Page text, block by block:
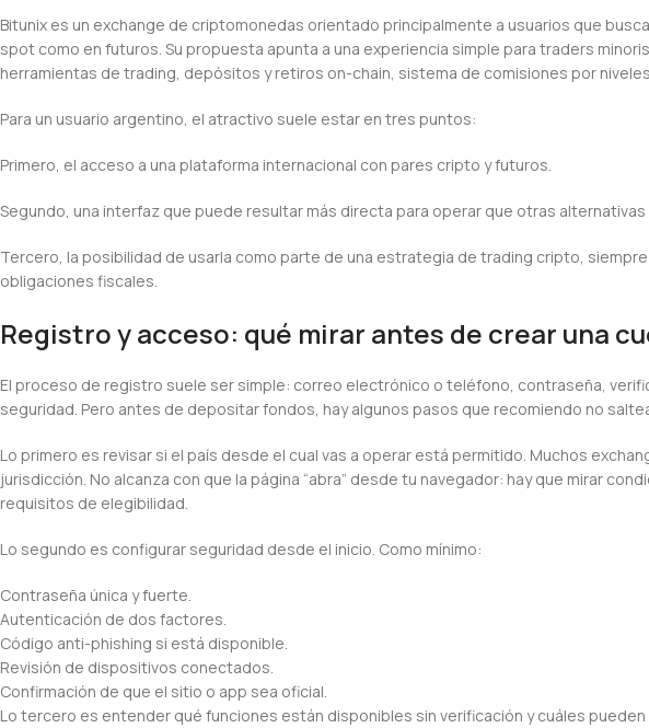
Bitunix es un exchange de criptomonedas orientado principalmente a usuarios que
spot como en futuros. Su propuesta apunta a una experiencia simple para traders
herramientas de trading, depósitos y retiros on-chain, sistema de comisiones por
Para un usuario argentino, el atractivo suele estar en tres puntos:
Primero, el acceso a una plataforma internacional con pares cripto y futuros.
Segundo, una interfaz que puede resultar más directa para operar que otras
Tercero, la posibilidad de usarla como parte de una estrategia de trading cripto,
obligaciones fiscales.
Registro y acceso: qué mirar antes de crear una
El proceso de registro suele ser simple: correo electrónico o teléfono, contraseña,
seguridad. Pero antes de depositar fondos, hay algunos pasos que recomiendo no
Lo primero es revisar si el país desde el cual vas a operar está permitido. Muchos
jurisdicción. No alcanza con que la página “abra” desde tu navegador: hay que mirar
requisitos de elegibilidad.
Lo segundo es configurar seguridad desde el inicio. Como mínimo:
Contraseña única y fuerte.
Autenticación de dos factores.
Código anti-phishing si está disponible.
Revisión de dispositivos conectados.
Confirmación de que el sitio o app sea oficial.
Lo tercero es entender qué funciones están disponibles sin verificación y cuáles pueden